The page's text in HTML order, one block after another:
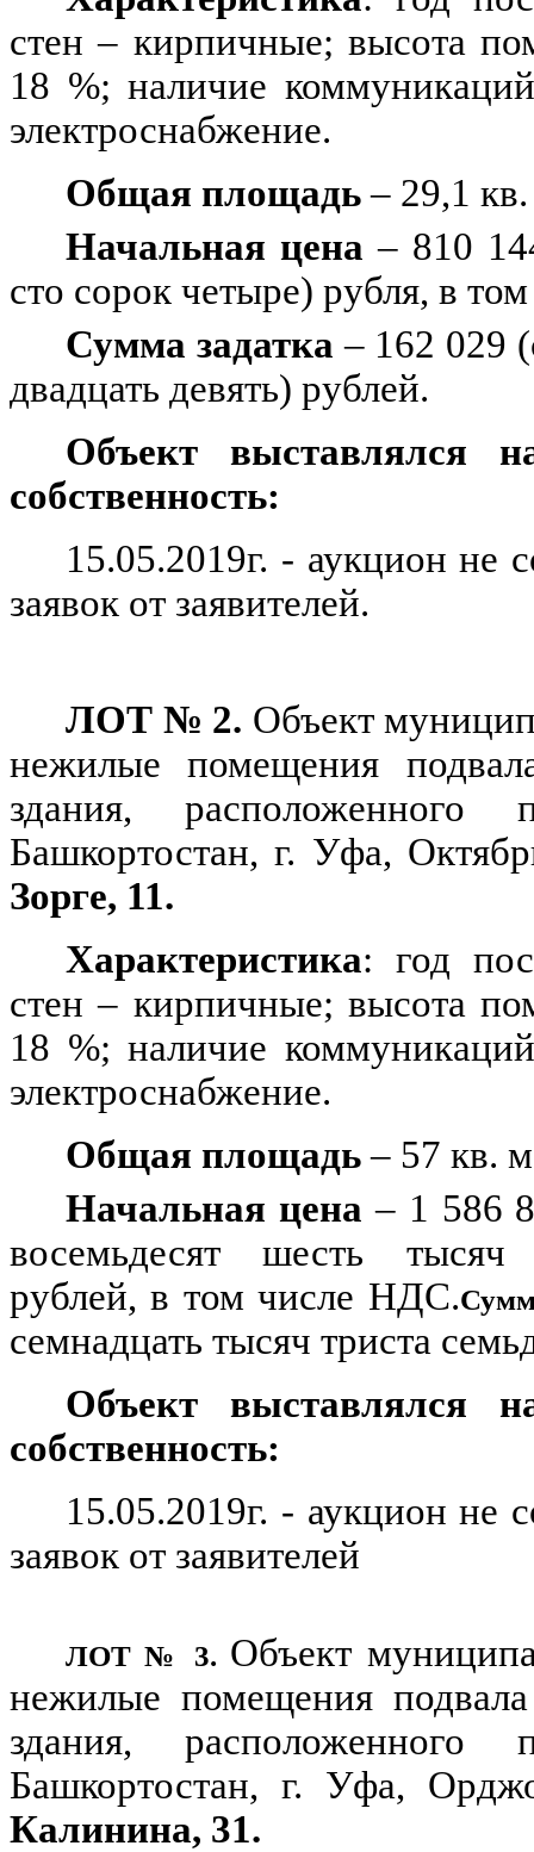
стен – кирпичные; высота
18 %; наличие
электроснабжение.
Общая площадь– 29,1
Начальная цена – 810
сто сорок четыре) рубля, в
Сумма задатка – 162 029
двадцать девять) рублей.
Объект выставлялся
собственность:
15.05.2019г. - аукцион не
заявок от заявителей.
ЛОТ № 2. Объект
нежилые помещения
здания, расположенного
Башкортостан, г. Уфа,
Зорге, 11.
Характеристика: год
стен – кирпичные; высота
18 %; наличие
электроснабжение.
Общая площадь– 57 кв. м
Начальная цена – 1 586
восемьдесят шесть тысяч
рублей, в том числе НДС.
семнадцать тысяч триста
Объект выставлялся
собственность:
15.05.2019г. - аукцион не
заявок от заявителей
ЛОТ № 3. Объект
нежилые помещения
здания, расположенного
Башкортостан, г. Уфа,
Калинина, 31.